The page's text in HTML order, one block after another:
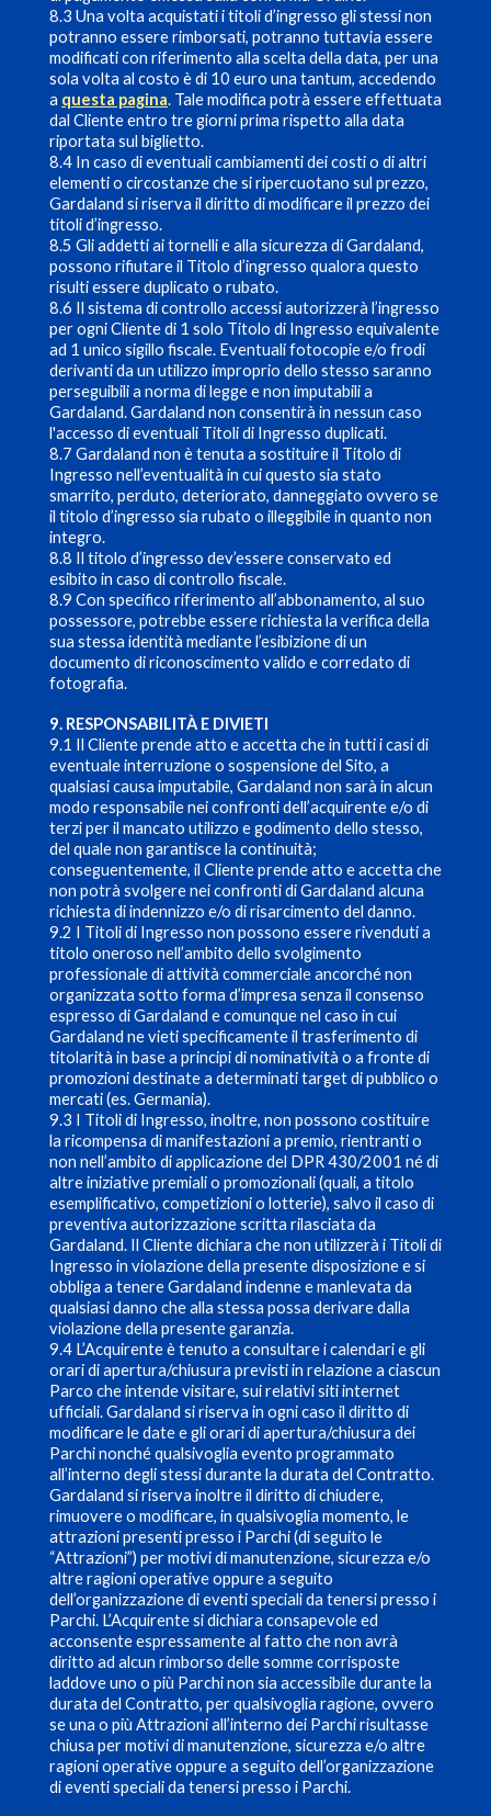
8.3 Una volta acquistati i titoli d’ingresso gli stessi non
potranno essere rimborsati, potranno tuttavia essere
modificati con riferimento alla scelta della data, per una
sola volta al costo è di 10 euro una tantum, accedendo
a questa pagina. Tale modifica potrà essere effettuata
dal Cliente entro tre giorni prima rispetto alla data
riportata sul biglietto.
8.4 In caso di eventuali cambiamenti dei costi o di altri
elementi o circostanze che si ripercuotano sul prezzo,
Gardaland si riserva il diritto di modificare il prezzo dei
titoli d’ingresso.
8.5 Gli addetti ai tornelli e alla sicurezza di Gardaland,
possono rifiutare il Titolo d’ingresso qualora questo
risulti essere duplicato o rubato.
8.6 Il sistema di controllo accessi autorizzerà l’ingresso
per ogni Cliente di 1 solo Titolo di Ingresso equivalente
ad 1 unico sigillo fiscale. Eventuali fotocopie e/o frodi
derivanti da un utilizzo improprio dello stesso saranno
perseguibili a norma di legge e non imputabili a
Gardaland. Gardaland non consentirà in nessun caso
l'accesso di eventuali Titoli di Ingresso duplicati.
8.7 Gardaland non è tenuta a sostituire il Titolo di
Ingresso nell’eventualità in cui questo sia stato
smarrito, perduto, deteriorato, danneggiato ovvero se
il titolo d’ingresso sia rubato o illeggibile in quanto non
integro.
8.8 Il titolo d’ingresso dev’essere conservato ed
esibito in caso di controllo fiscale.
8.9 Con specifico riferimento all’abbonamento, al suo
possessore, potrebbe essere richiesta la verifica della
sua stessa identità mediante l’esibizione di un
documento di riconoscimento valido e corredato di
fotografia.
9. RESPONSABILITÀ E DIVIETI
9.1 Il Cliente prende atto e accetta che in tutti i casi di
eventuale interruzione o sospensione del Sito, a
qualsiasi causa imputabile, Gardaland non sarà in alcun
modo responsabile nei confronti dell’acquirente e/o di
terzi per il mancato utilizzo e godimento dello stesso,
del quale non garantisce la continuità;
conseguentemente, il Cliente prende atto e accetta che
non potrà svolgere nei confronti di Gardaland alcuna
richiesta di indennizzo e/o di risarcimento del danno.
9.2 I Titoli di Ingresso non possono essere rivenduti a
titolo oneroso nell’ambito dello svolgimento
professionale di attività commerciale ancorché non
organizzata sotto forma d’impresa senza il consenso
espresso di Gardaland e comunque nel caso in cui
Gardaland ne vieti specificamente il trasferimento di
titolarità in base a principi di nominatività o a fronte di
promozioni destinate a determinati target di pubblico o
mercati (es. Germania).
9.3 I Titoli di Ingresso, inoltre, non possono costituire
la ricompensa di manifestazioni a premio, rientranti o
non nell’ambito di applicazione del DPR 430/2001 né di
altre iniziative premiali o promozionali (quali, a titolo
esemplificativo, competizioni o lotterie), salvo il caso di
preventiva autorizzazione scritta rilasciata da
Gardaland. Il Cliente dichiara che non utilizzerà i Titoli di
Ingresso in violazione della presente disposizione e si
obbliga a tenere Gardaland indenne e manlevata da
qualsiasi danno che alla stessa possa derivare dalla
violazione della presente garanzia.
9.4 L’Acquirente è tenuto a consultare i calendari e gli
orari di apertura/chiusura previsti in relazione a ciascun
Parco che intende visitare, sui relativi siti internet
ufficiali. Gardaland si riserva in ogni caso il diritto di
modificare le date e gli orari di apertura/chiusura dei
Parchi nonché qualsivoglia evento programmato
all’interno degli stessi durante la durata del Contratto.
Gardaland si riserva inoltre il diritto di chiudere,
rimuovere o modificare, in qualsivoglia momento, le
attrazioni presenti presso i Parchi (di seguito le
“Attrazioni”) per motivi di manutenzione, sicurezza e/o
altre ragioni operative oppure a seguito
dell’organizzazione di eventi speciali da tenersi presso i
Parchi. L’Acquirente si dichiara consapevole ed
acconsente espressamente al fatto che non avrà
diritto ad alcun rimborso delle somme corrisposte
laddove uno o più Parchi non sia accessibile durante la
durata del Contratto, per qualsivoglia ragione, ovvero
se una o più Attrazioni all’interno dei Parchi risultasse
chiusa per motivi di manutenzione, sicurezza e/o altre
ragioni operative oppure a seguito dell’organizzazione
di eventi speciali da tenersi presso i Parchi.